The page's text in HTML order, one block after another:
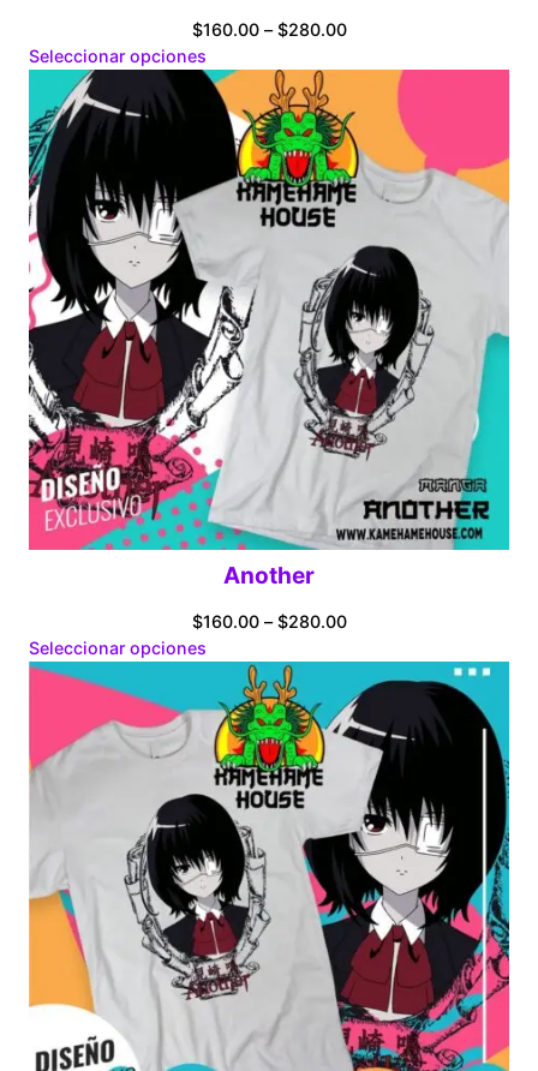
$160.00 – $280.00Price
$160.00
through
$280.00
Seleccionar opciones
Another
$160.00 – $280.00Price
through
$280.00
Seleccionar opciones